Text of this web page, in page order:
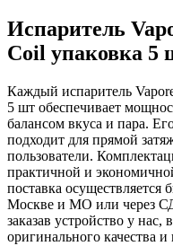
Испаритель
Coil упаковка 5
Каждый испаритель
5 шт обеспечивает
балансом вкуса и пара.
подходит для прямой
пользователи.
практичной и
поставка
Москве и МО или через
заказав устройство у
оригинального качества